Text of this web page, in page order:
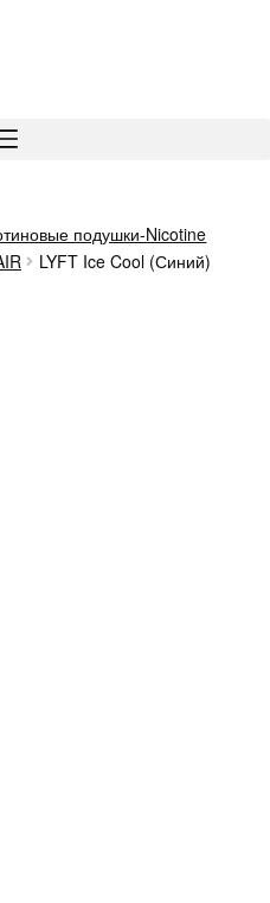
подушки-Nicotine
LYFT Ice Cool (Синий)